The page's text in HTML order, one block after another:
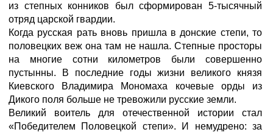
из степных конников был сформирован 5-тысячный
отряд царской гвардии.
Когда русская рать вновь пришла в донские степи, то
половецких веж она там не нашла. Степные просторы
на многие сотни километров были совершенно
пустынны. В последние годы жизни великого князя
Киевского Владимира Мономаха кочевые орды из
Дикого поля больше не тревожили русские земли.
Великий воитель для отечественной истории стал
«Победителем Половецкой степи». И немудрено: за